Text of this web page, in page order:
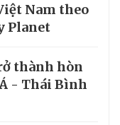
Nam theo
Planet
thành hòn
- Thái Bình